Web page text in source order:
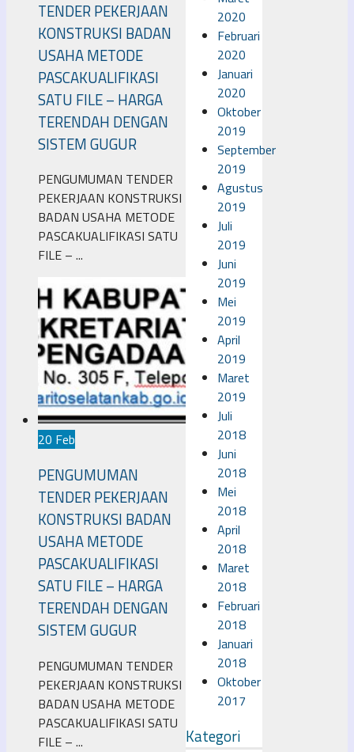
2020
Februari
2020
Januari
2020
Oktober
2019
September
2019
Agustus
2019
Juli
2019
Juni
2019
Mei
2019
April
2019
Maret
2019
Juli
2018
Juni
2018
Mei
2018
April
2018
Maret
2018
Februari
2018
Januari
2018
Oktober
2017
Kategori
TENDER PEKERJAAN
KONSTRUKSI BADAN
USAHA METODE
PASCAKUALIFIKASI
SATU FILE – HARGA
TERENDAH DENGAN
SISTEM GUGUR
PENGUMUMAN TENDER
PEKERJAAN KONSTRUKSI
BADAN USAHA METODE
PASCAKUALIFIKASI SATU
FILE – ...
20 Feb
PENGUMUMAN
TENDER PEKERJAAN
KONSTRUKSI BADAN
USAHA METODE
PASCAKUALIFIKASI
SATU FILE – HARGA
TERENDAH DENGAN
SISTEM GUGUR
PENGUMUMAN TENDER
PEKERJAAN KONSTRUKSI
BADAN USAHA METODE
PASCAKUALIFIKASI SATU
FILE – ...